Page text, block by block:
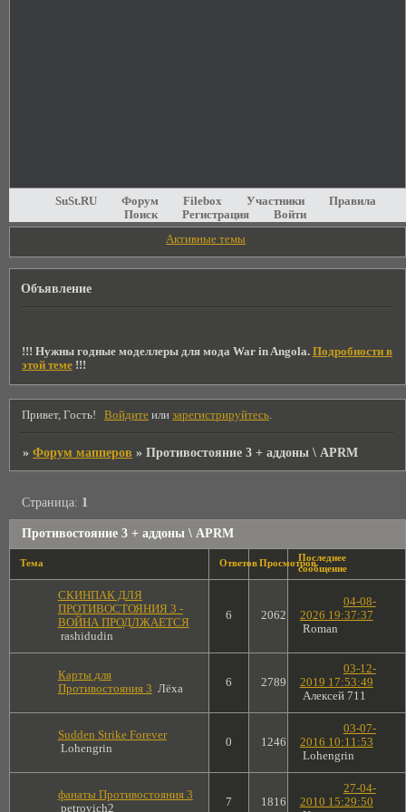
SuSt.RU Форум Filebox Участники
Правила
Поиск
Регистрация
Войти
Активные темы
Объявление
!!! Нужны годные моделлеры для мода War in Angola. Подробности в
этой теме!!!
Привет, Гость! Войдите илизарегистрируйтесь.
»Форум мапперов »Противостояние 3 + аддоны \ APRM
Противостояние 3 + аддоны \ APRM
Страница: 1
Тема Ответов ПросмотровПоследнее
сообщение
СКИНПАК ДЛЯ
ПРОТИВОСТОЯНИЯ 3 -
ВОЙНА ПРОДЛЖАЕТСЯ
rashidudin
6 2062
04-08-
2026 19:37:37
Roman
Карты для
Противостояния 3 Лёха 6 2789
03-12-
2019 17:53:49
Алексей 711
Sudden Strike Forever
Lohengrin
0 1246
03-07-
2016 10:11:53
Lohengrin
фанаты Противостояния 3
petrovich2
7 1816
27-04-
2010 15:29:50